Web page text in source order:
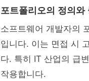
포트폴리오의 정의와
소프트웨어 개발자의
입니다. 이는 면접 시
다. 특히 IT 산업의 급
작용합니다.